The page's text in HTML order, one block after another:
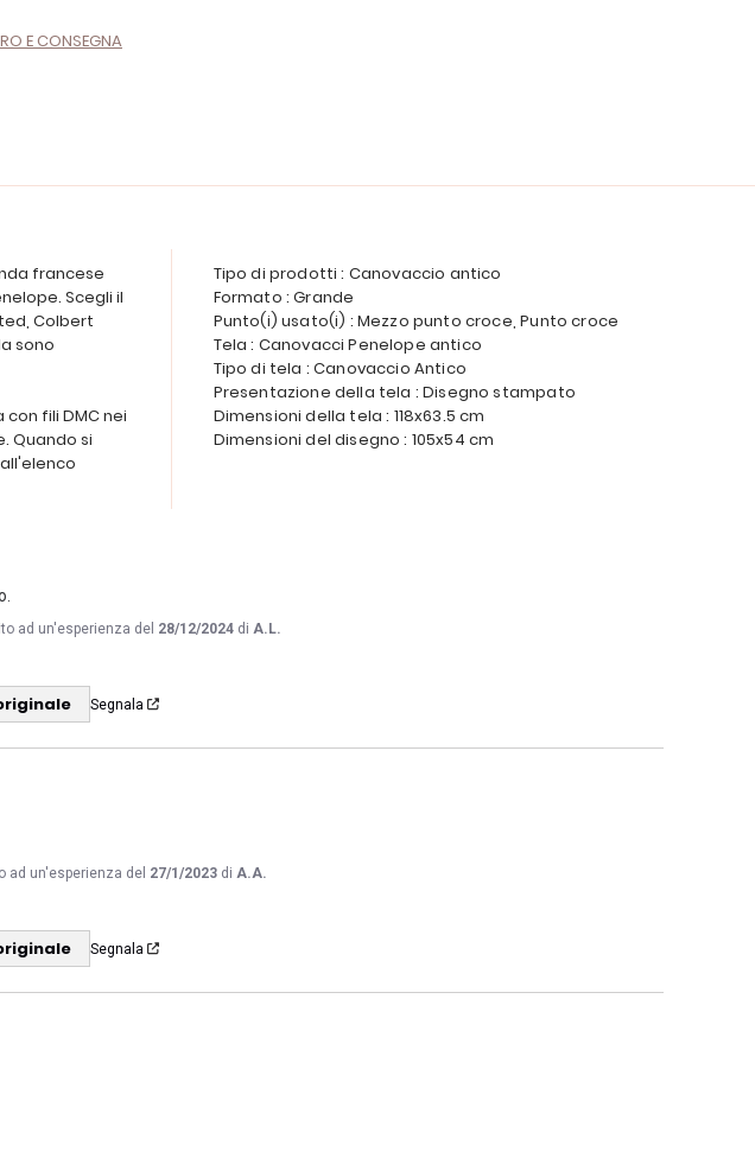
E CONSEGNA
francese
Scegli il
Colbert
sono
fili DMC nei
Quando si
Tipo di prodotti : Canovaccio antico
Formato : Grande
Punto(i) usato(i) : Mezzo punto croce, Punto croce
Tela : Canovacci Penelope antico
Tipo di tela : Canovaccio Antico
Presentazione della tela : Disegno stampato
Dimensioni della tela : 118x63.5 cm
Dimensioni del disegno : 105x54 cm
ad un'esperienza del 28/12/2024 di A.L.
Segnala
ad un'esperienza del 27/1/2023 di A.A.
Segnala